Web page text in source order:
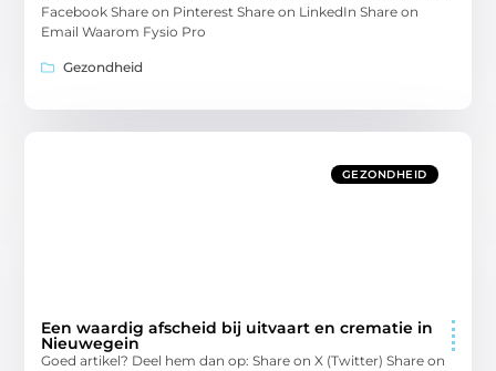
Facebook Share on Pinterest Share on LinkedIn Share on
Email Waarom Fysio Pro
Gezondheid
GEZONDHEID
Een waardig afscheid bij uitvaart en crematie in
Nieuwegein
Goed artikel? Deel hem dan op: Share on X (Twitter) Share on